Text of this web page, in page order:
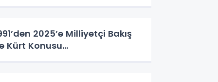
2025’e Milliyetçi Bakış
Kürt Konusu…